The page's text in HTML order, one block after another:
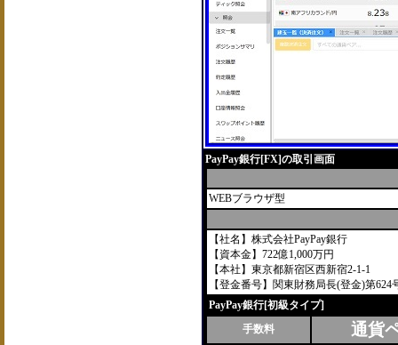
PayPay銀行[FX]の取引画面
WEBブラウザ型
【社名】株式会社PayPay銀行
【資本金】722億1,000万円
【本社】東京都新宿区西新宿2-1-1
【登金番号】関東財務局長(登金)第624
PayPay銀行[初級タイプ]
手数料
通貨